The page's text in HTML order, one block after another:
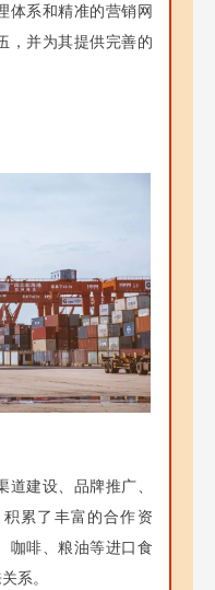
体系和精准的营销网
，并为其提供完善的
建设、品牌推广、
累了丰富的合作资
咖啡、粮油等进口食
系。